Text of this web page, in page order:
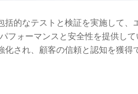
括的なテストと検証を実施して、
フォーマンスと安全性を提供して
され、顧客の信頼と認知を獲得